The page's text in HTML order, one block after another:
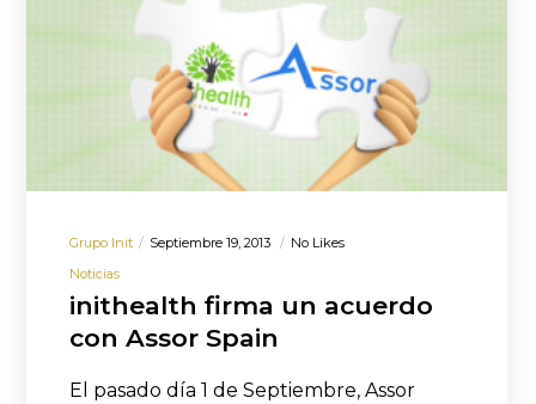
Grupo Init Septiembre 19, 2013
No Likes
Noticias
inithealth firma un acuerdo
con Assor Spain
El pasado día 1 de Septiembre, Assor